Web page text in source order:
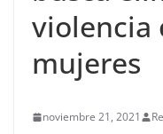
violencia
mujeres
noviembre 21, 2021